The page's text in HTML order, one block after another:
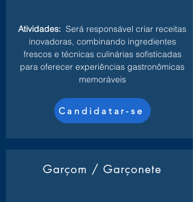
Atividades: Será responsável criar receitas
inovadoras, combinando ingredientes
frescos e técnicas culinárias sofisticadas
para oferecer experiências gastronômicas
memoráveis
Candidatar-se
Garçom / Garçonete